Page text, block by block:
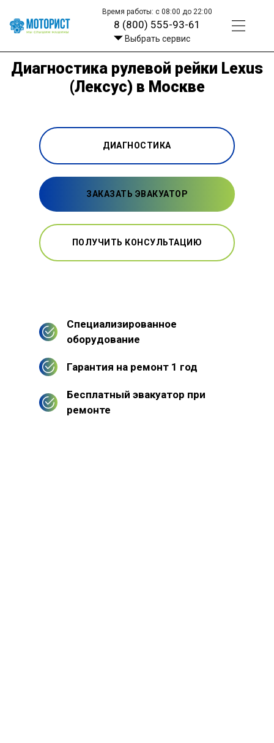
Время работы: с 08:00 до 22:00
8 (800) 555-93-61
Выбрать сервис
Диагностика рулевой рейки Lexus
(Лексус) в Москве
ДИАГНОСТИКА
ЗАКАЗАТЬ ЭВАКУАТОР
ПОЛУЧИТЬ КОНСУЛЬТАЦИЮ
Специализированное
оборудование
Гарантия на ремонт 1 год
Бесплатный эвакуатор при
ремонте